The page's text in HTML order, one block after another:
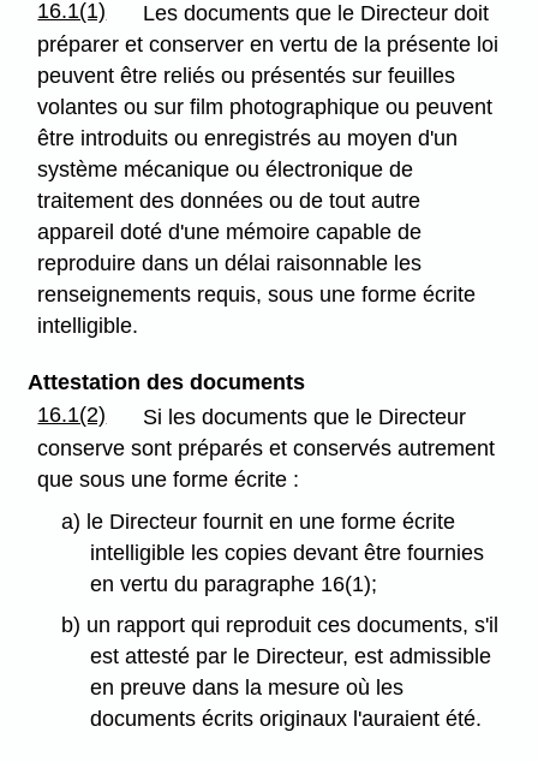
16.1(1)
Les documents que le Directeur doit
préparer et conserver en vertu de la présente loi
peuvent être reliés ou présentés sur feuilles
volantes ou sur film photographique ou peuvent
être introduits ou enregistrés au moyen d'un
système mécanique ou électronique de
traitement des données ou de tout autre
appareil doté d'une mémoire capable de
reproduire dans un délai raisonnable les
renseignements requis, sous une forme écrite
intelligible.
Attestation des documents
16.1(2)
Si les documents que le Directeur
conserve sont préparés et conservés autrement
que sous une forme écrite :
a) le Directeur fournit en une forme écrite
intelligible les copies devant être fournies
en vertu du paragraphe 16(1);
b) un rapport qui reproduit ces documents, s'il
est attesté par le Directeur, est admissible
en preuve dans la mesure où les
documents écrits originaux l'auraient été.